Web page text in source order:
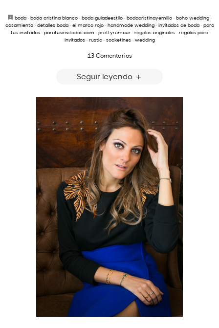
boda · boda cristina blanco · boda guiadeestilo · bodacristinayemilio · boho wedding ·
casamiento· detalles boda· el marco rojo· handmade wedding· invitados de boda· para
tus invitados · paratusinvitados.com · prettyrumour · regalos originales · regalos para
invitados· rustic· socketines· wedding
13 Comentarios
Seguir leyendo